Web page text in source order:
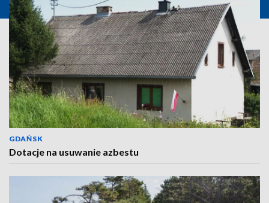
GDAŃSK
Dotacje na usuwanie azbestu